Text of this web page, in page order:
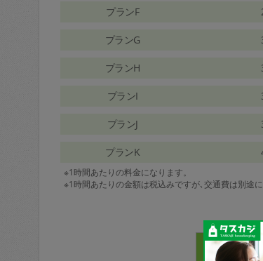
プランF
プランG
プランH
プランI
プランJ
プランK
※1時間あたりの料金になります。
※1時間あたりの金額は税込みですが､交通費は別途